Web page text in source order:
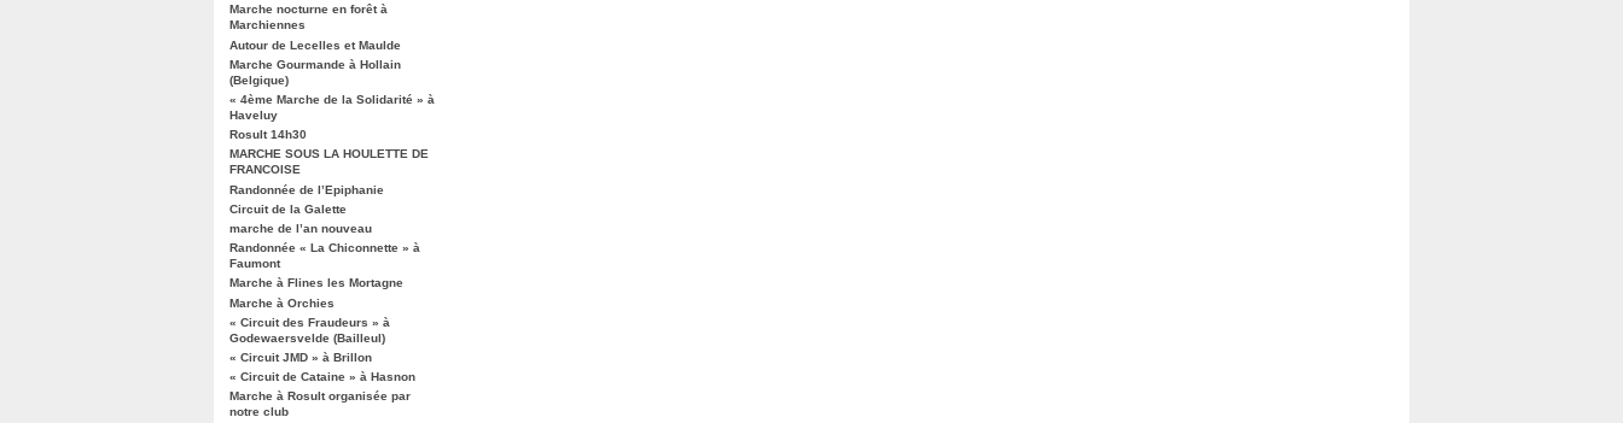
Marche nocturne en forêt à
Marchiennes
Autour de Lecelles et Maulde
Marche Gourmande à Hollain
(Belgique)
« 4ème Marche de la Solidarité » à
Haveluy
Rosult 14h30
MARCHE SOUS LA HOULETTE DE
FRANCOISE
Randonnée de l’Epiphanie
Circuit de la Galette
marche de l’an nouveau
Randonnée « La Chiconnette » à
Faumont
Marche à Flines les Mortagne
Marche à Orchies
« Circuit des Fraudeurs » à
Godewaersvelde (Bailleul)
« Circuit JMD » à Brillon
« Circuit de Cataine » à Hasnon
Marche à Rosult organisée par
notre club